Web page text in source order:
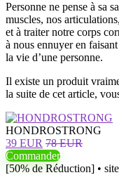
Personne ne pense à sa
muscles, nos
et à traiter notre corps
à nous ennuyer en
la vie d’une personne.
Il existe un produit
la suite de cet article,
HONDROSTRONG
39 EUR 78 EUR
Commander
[50% de Réduction] •